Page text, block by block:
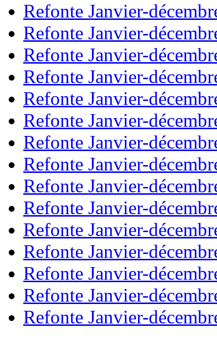
Refonte Janvier-
Refonte Janvier-
Refonte Janvier-
Refonte Janvier-
Refonte Janvier-
Refonte Janvier-
Refonte Janvier-
Refonte Janvier-
Refonte Janvier-
Refonte Janvier-
Refonte Janvier-
Refonte Janvier-
Refonte Janvier-
Refonte Janvier-
Refonte Janvier-